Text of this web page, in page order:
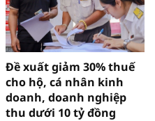
Đề xuất giảm 30% thuế
cho hộ, cá nhân kinh
doanh, doanh nghiệp
thu dưới 10 tỷ đồng